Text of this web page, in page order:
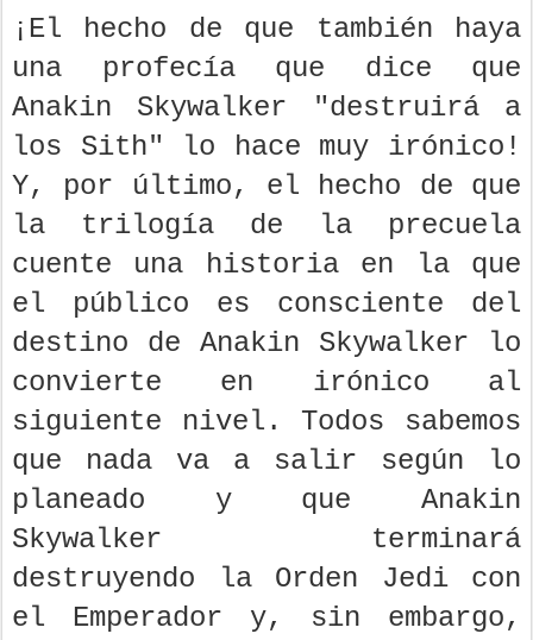
¡El hecho de que también haya
una profecía que dice que
Anakin Skywalker "destruirá a
los Sith" lo hace muy irónico!
Y, por último, el hecho de que
la trilogía de la precuela
cuente una historia en la que
el público es consciente del
destino de Anakin Skywalker lo
convierte en irónico al
siguiente nivel. Todos sabemos
que nada va a salir según lo
planeado y que Anakin
Skywalker terminará
destruyendo la Orden Jedi con
el Emperador y, sin embargo,